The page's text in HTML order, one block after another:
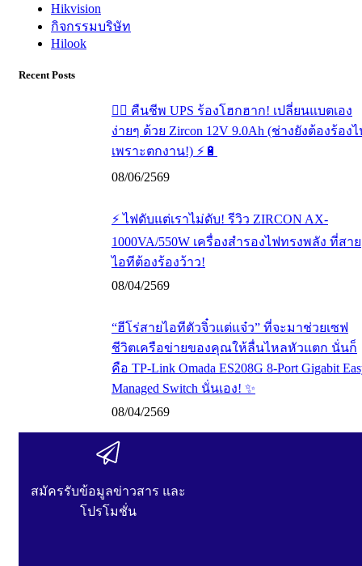
Hikvision
กิจกรรมบริษัท
Hilook
Recent Posts
🧟‍♂️ คืนชีพ UPS ร้องโฮกฮาก! เปลี่ยนแบตเอง
ง่ายๆ ด้วย Zircon 12V 9.0Ah (ช่างยังต้องร้อง
เพราะตกงาน!) ⚡️🔋
08/06/2569
⚡ ไฟดับแต่เราไม่ดับ! รีวิว ZIRCON AX-
1000VA/550W เครื่องสำรองไฟทรงพลัง ที่สาย
ไอทีต้องร้องว้าว!
08/04/2569
“ฮีโร่สายไอทีตัวจิ๋วแต่แจ๋ว” ที่จะมาช่วยเซฟ
ชีวิตเครือข่ายของคุณให้ลื่นไหลหัวแตก นั่นก็
คือ TP-Link Omada ES208G 8-Port Gigabit
Managed Switch นั่นเอง! ✨
08/04/2569
สมัครรับข้อมูลข่าวสาร และ
โปรโมชั่น